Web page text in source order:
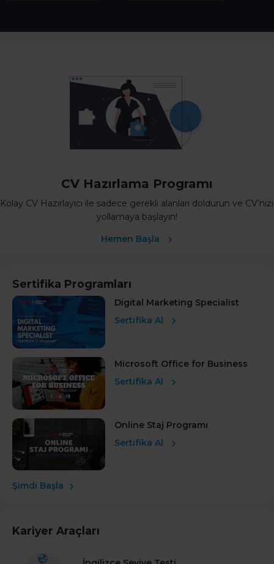
CV Hazırlama Programı
Kolay CV Hazırlayıcı ile sadece gerekli alanları doldurun ve CV’nizi
yollamaya başlayın!
Hemen Başla
Sertifika Programları
Digital Marketing Specialist
Sertifika Al
Microsoft Office for Business
Sertifika Al
Online Staj Programı
Sertifika Al
Şimdi Başla
Kariyer Araçları